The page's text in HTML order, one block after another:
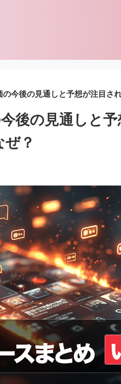
の今後の見通しと予想が注目さ
後の見通しと
？